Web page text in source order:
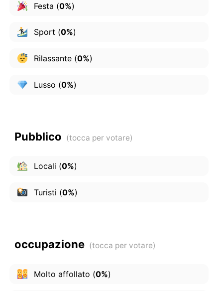
Festa (0%)
Sport (0%)
Rilassante(0%)
Lusso (0%)
Pubblico
Locali (0%)
Turisti (0%)
occupazione
Molto affollato (0%)